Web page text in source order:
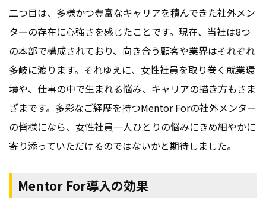
二つ目は、多様かつ豊富なキャリアを積んできた社外メン
ターの存在に心強さを感じたことです。現在、当社は8つ
の本部で構成されており、向き合う顧客や業界はそれぞれ
多岐に渡ります。それゆえに、女性社員を取り巻く就業環
境や、仕事の中で生まれる悩み、キャリアの描き方もさま
ざまです。多彩なご経歴を持つMentor Forの社外メンター
の皆様になら、女性社員一人ひとりの悩みにきめ細やかに
寄り添っていただけるのではないかと期待しました。
Mentor For導入の効果